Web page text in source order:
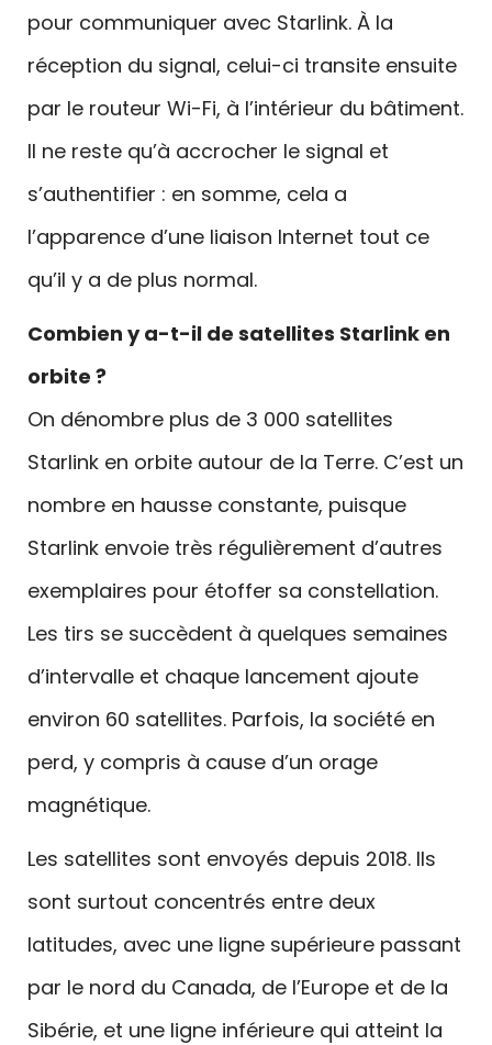
pour communiquer avec Starlink. À la
réception du signal, celui-ci transite ensuite
par le routeur Wi-Fi, à l’intérieur du bâtiment.
Il ne reste qu’à accrocher le signal et
s’authentifier : en somme, cela a
l’apparence d’une liaison Internet tout ce
qu’il y a de plus normal.
Combien y a-t-il de satellites Starlink en
orbite ?
On dénombre plus de 3 000 satellites
Starlink en orbite autour de la Terre. C’est un
nombre en hausse constante, puisque
Starlink envoie très régulièrement d’autres
exemplaires pour étoffer sa constellation.
Les tirs se succèdent à quelques semaines
d’intervalle et chaque lancement ajoute
environ 60 satellites. Parfois, la société en
perd, y compris à cause d’un orage
magnétique.
Les satellites sont envoyés depuis 2018. Ils
sont surtout concentrés entre deux
latitudes, avec une ligne supérieure passant
par le nord du Canada, de l’Europe et de la
Sibérie, et une ligne inférieure qui atteint la